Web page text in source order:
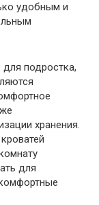
удобным и
подростка,
хранения.
для